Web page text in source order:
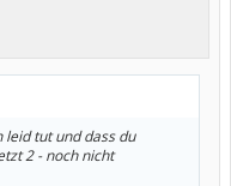
leid tut und dass du
2 - noch nicht